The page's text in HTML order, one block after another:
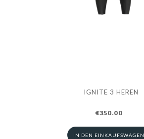
IGNITE 3 HEREN
€350.00
IN DEN EINKAUFSWAGEN